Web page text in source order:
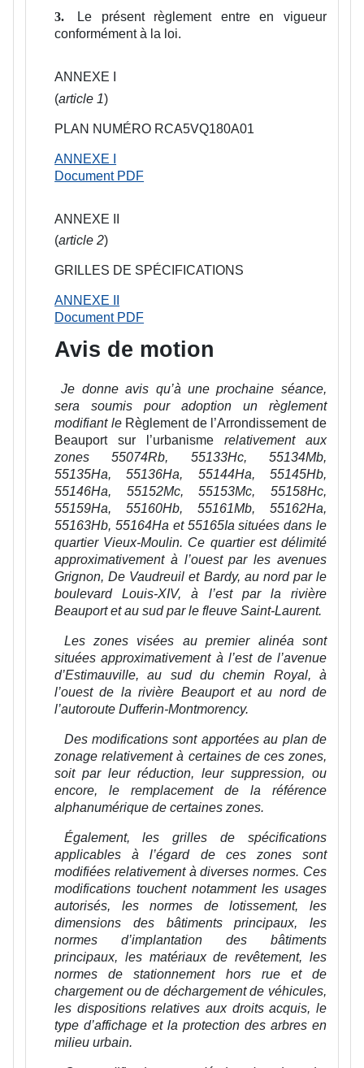
3.
Le présent règlement entre en vigueur
conformément à la loi.
ANNEXE I
(article 1)
PLAN NUMÉRO RCA5VQ180A01
ANNEXE I
Document PDF
ANNEXE II
(article 2)
GRILLES DE SPÉCIFICATIONS
ANNEXE II
Document PDF
Avis de motion
Je donne avis qu’à une prochaine séance,
sera soumis pour adoption un règlement
modifiant le Règlement de l’Arrondissement de
Beauportsur l’urbanisme relativement aux
zones 55074Rb, 55133Hc, 55134Mb,
55135Ha, 55136Ha, 55144Ha, 55145Hb,
55146Ha, 55152Mc, 55153Mc, 55158Hc,
55159Ha, 55160Hb, 55161Mb, 55162Ha,
55163Hb, 55164Ha et 55165Ia situées dans le
quartier Vieux-Moulin. Ce quartier est délimité
approximativement à l’ouest par les avenues
Grignon, De Vaudreuil et Bardy, au nord par le
boulevard Louis-XIV, à l’est par la rivière
Beauport et au sud par le fleuve Saint-Laurent.
Les zones visées au premier alinéa sont
situées approximativement à l’est de l’avenue
d’Estimauville, au sud du chemin Royal, à
l’ouest de la rivière Beauport et au nord de
l’autoroute Dufferin-Montmorency.
Des modifications sont apportées au plan de
zonage relativement à certaines de ces zones,
soit par leur réduction, leur suppression, ou
encore, le remplacement de la référence
alphanumérique de certaines zones.
Également, les grilles de spécifications
applicables à l’égard de ces zones sont
modifiées relativement à diverses normes. Ces
modifications touchent notamment les usages
autorisés, les normes de lotissement, les
dimensions des bâtiments principaux, les
normes d’implantation des bâtiments
principaux, les matériaux de revêtement, les
normes de stationnement hors rue et de
chargement ou de déchargement de véhicules,
les dispositions relatives aux droits acquis, le
type d’affichage et la protection des arbres en
milieu urbain.